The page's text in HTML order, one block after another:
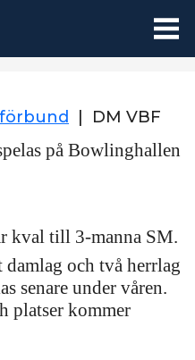
DM VBF
på Bowlinghallen
kval till 3-manna SM.
och två herrlag
senare under våren.
platser kommer